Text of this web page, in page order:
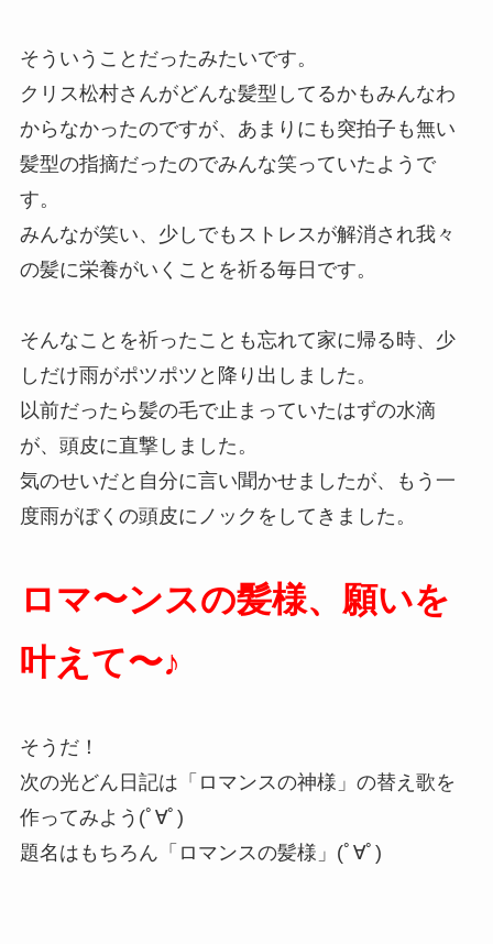
そういうことだったみたいです。
クリス松村さんがどんな髪型してるかもみんなわ
からなかったのですが、あまりにも突拍子も無い
髪型の指摘だったのでみんな笑っていたようで
す。
みんなが笑い、少しでもストレスが解消され我々
の髪に栄養がいくことを祈る毎日です。
そんなことを祈ったことも忘れて家に帰る時、少
しだけ雨がポツポツと降り出しました。
以前だったら髪の毛で止まっていたはずの水滴
が、頭皮に直撃しました。
気のせいだと自分に言い聞かせましたが、もう一
度雨がぼくの頭皮にノックをしてきました。
ロマ〜ンスの髪様、願いを
叶えて〜♪
そうだ！
次の光どん日記は「ロマンスの神様」の替え歌を
作ってみよう(ﾟ∀ﾟ)
題名はもちろん「ロマンスの髪様」(ﾟ∀ﾟ)